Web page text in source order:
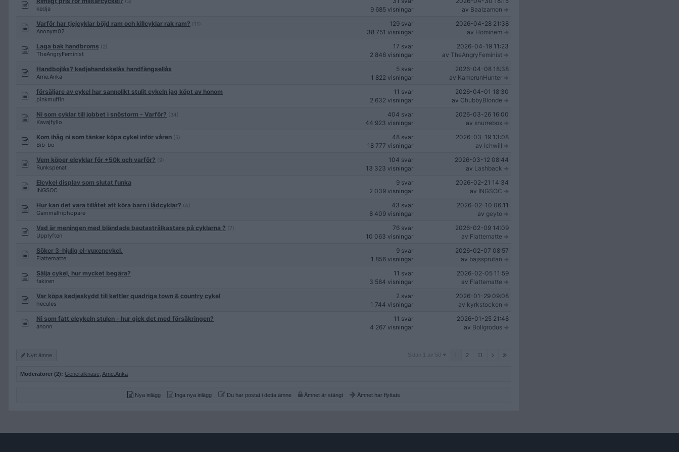
kedja
9 685 visningar
av Baalzamon
Varför har tjejcyklar böjd ram och killcyklar rak ram? (11)
Anonym02
129 svar
38 751 visningar
2026-04-28 21:38
av Hominem
Laga bak handbroms (2)
TheAngryFeminist
17 svar
2 846 visningar
2026-04-19 11:23
av TheAngryFeminist
Handbojlås? kedjehandskelås handfängsellås
Arne.Anka
5 svar
1 822 visningar
2026-04-08 18:38
av KamerunHunter
försäljare av cykel har sannolikt stulit cykeln jag köpt av honom
pinkmuffin
11 svar
2 632 visningar
2026-04-01 18:30
av ChubbyBlonde
Ni som cyklar till jobbet i snöstorm - Varför? (34)
Kavajfyllo
404 svar
44 923 visningar
2026-03-26 16:00
av snurrebox
Kom ihåg ni som tänker köpa cykel inför våren (5)
Bib-bo
48 svar
18 777 visningar
2026-03-19 13:08
av Ichwill
Vem köper elcyklar för +50k och varför? (9)
Runkspenat
104 svar
13 323 visningar
2026-03-12 08:44
av Lashback
Elcykel display som slutat funka
INGSOC
9 svar
2 039 visningar
2026-02-21 14:34
av INGSOC
Hur kan det vara tillåtet att köra barn i lådcyklar? (4)
Gammalhiphopare
43 svar
8 409 visningar
2026-02-10 06:11
av geyto
Vad är meningen med bländade bautastrålkastare på cyklarna ? (7)
Upplyften
76 svar
10 063 visningar
2026-02-09 14:09
av Flattematte
Söker 3-hjulig el-vuxencykel.
Flattematte
9 svar
1 856 visningar
2026-02-07 08:57
av bajssprutan
Sälja cykel, hur mycket begära?
fakiren
11 svar
3 584 visningar
2026-02-05 11:59
av Flattematte
Var köpa kedjeskydd till kettler quadriga town & country cykel
hecules
2 svar
1 744 visningar
2026-01-29 09:08
av kyrkstocken
Ni som fått elcykeln stulen - hur gick det med försäkringen?
anonn
11 svar
4 267 visningar
2026-01-25 21:48
av Bollgrodus
Nytt ämne
Sidan
Sidan 1 av 50 2 11
Moderatorer (2): Generalknase Arne.Anka
Nya inlägg Inga nya inlägg Du har postat i detta ämne Ämnet är stängt Ämnet har flyttats